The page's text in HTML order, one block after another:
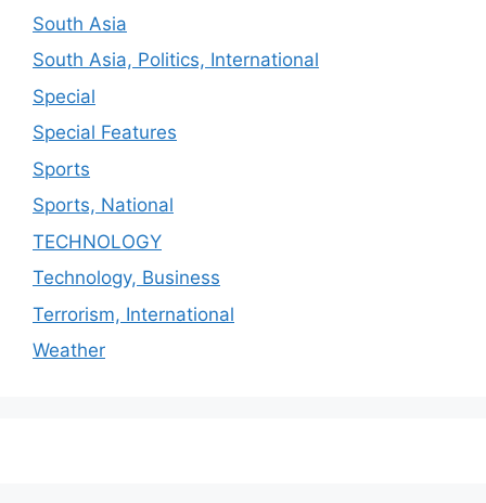
South Asia
South Asia, Politics, International
Special
Special Features
Sports
Sports, National
TECHNOLOGY
Technology, Business
Terrorism, International
Weather